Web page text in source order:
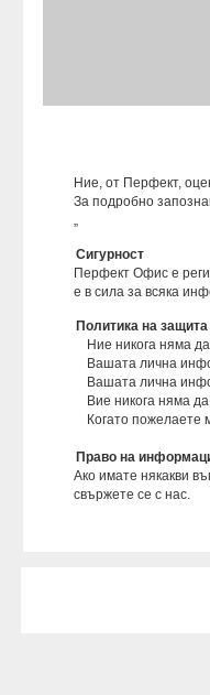
Ние, от Перфект,
За подробно
„
Сигурност
Перфект Офис е
е в сила за всяка
Политика на
Ние никога няма да
Вашата лична
Вашата лична
Вие никога няма да
Когато пожелаете
Право на
Ако имате някакви
свържете се с нас.